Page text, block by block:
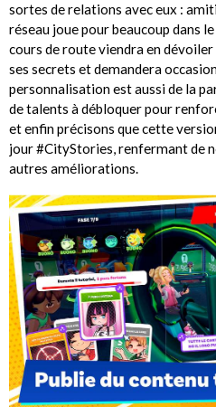
sortes de relations avec eux :
réseau joue pour beaucoup dans
cours de route viendra en
ses secrets et demandera
personnalisation est aussi de la
de talents à débloquer pour
et enfin précisons que cette
jour #CityStories, renfermant de
autres améliorations.